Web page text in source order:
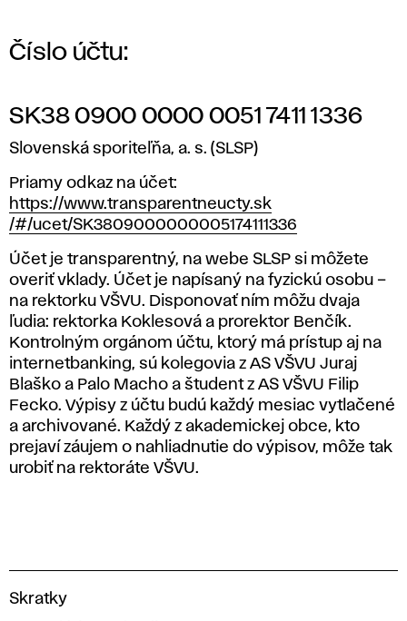
V
V
U
Číslo účtu:
SK38 0900 0000 0051 7411 1336
Slovenská sporiteľňa, a. s. (SLSP)
Priamy odkaz na účet:
https://www.transparentneucty.sk
/#/ucet/SK3809000000005174111336
Účet je transparentný, na webe SLSP si môžete
overiť vklady. Účet je napísaný na fyzickú osobu –
na rektorku VŠVU. Disponovať ním môžu dvaja
ľudia: rektorka Koklesová a prorektor Benčík.
Kontrolným orgánom účtu, ktorý má prístup aj na
internetbanking, sú kolegovia z AS VŠVU Juraj
Blaško a Palo Macho a študent z AS VŠVU Filip
Fecko. Výpisy z účtu budú každý mesiac vytlačené
a archivované. Každý z akademickej obce, kto
prejaví záujem o nahliadnutie do výpisov, môže tak
urobiť na rektoráte VŠVU.
V
Skratky